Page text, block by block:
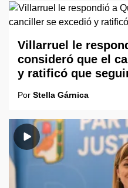
Villarruel le
consideró que el
y ratificó que
Por Stella Gárnica